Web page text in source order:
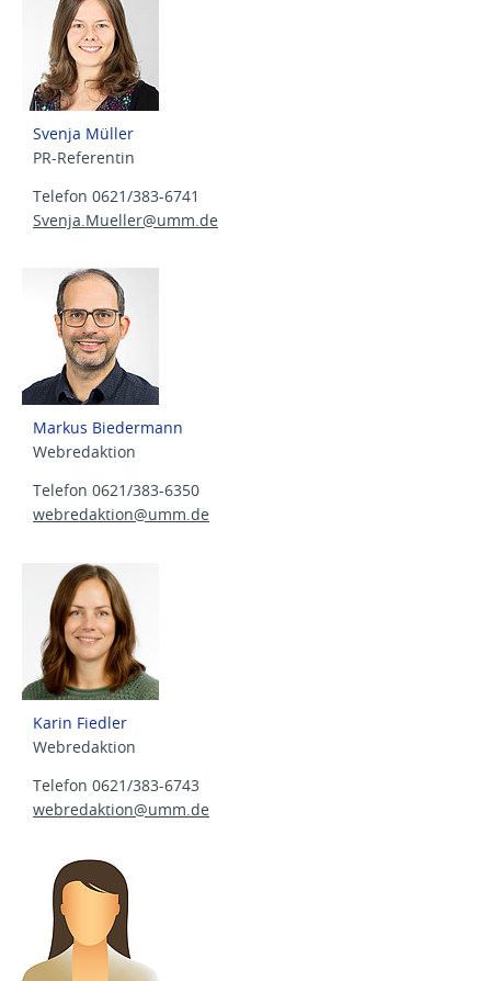
Svenja Müller
PR-Referentin
Telefon 0621/383-6741
Svenja.Mueller@umm.de
Markus Biedermann
Webredaktion
Telefon 0621/383-6350
webredaktion@umm.de
Karin Fiedler
Webredaktion
Telefon 0621/383-6743
webredaktion@umm.de